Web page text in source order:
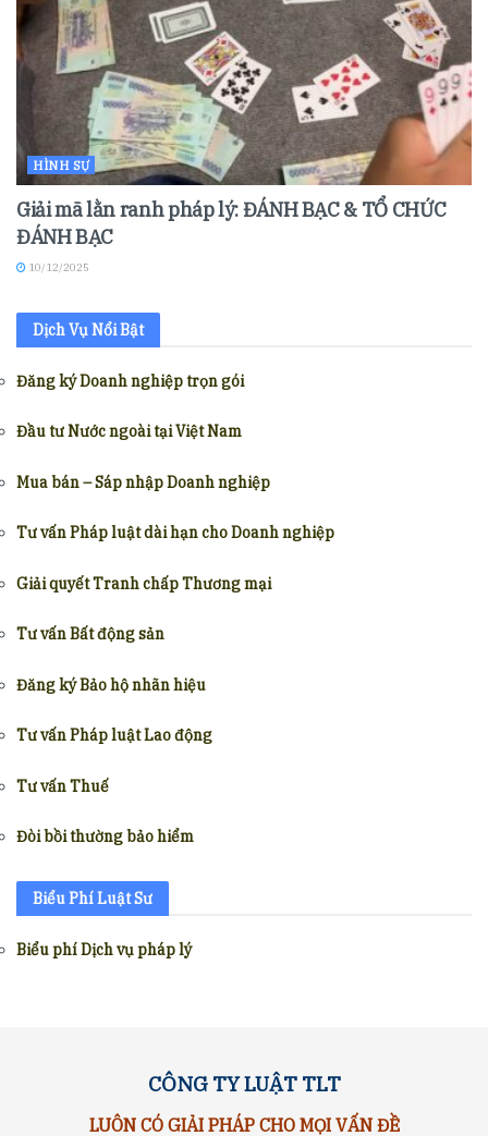
HÌNH SỰ
Giải mã lằn ranh pháp lý: ĐÁNH BẠC & TỔ CHỨC
ĐÁNH BẠC
10/12/2025
Dịch Vụ Nổi Bật
Đăng ký Doanh nghiệp trọn gói
Đầu tư Nước ngoài tại Việt Nam
Mua bán – Sáp nhập Doanh nghiệp
Tư vấn Pháp luật dài hạn cho Doanh nghiệp
Giải quyết Tranh chấp Thương mại
Tư vấn Bất động sản
Đăng ký Bảo hộ nhãn hiệu
Tư vấn Pháp luật Lao động
Tư vấn Thuế
Đòi bồi thường bảo hiểm
Biểu Phí Luật Sư
Biểu phí Dịch vụ pháp lý
CÔNG TY LUẬT TLT
LUÔN CÓ GIẢI PHÁP CHO MỌI VẤN ĐỀ